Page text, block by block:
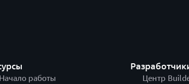
Начало работы
Центр